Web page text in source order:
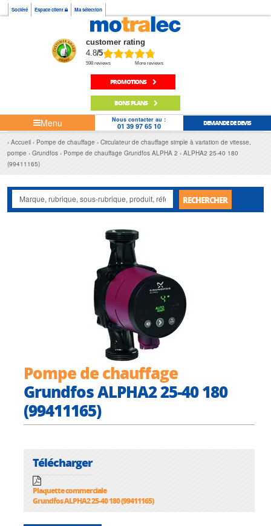
Société Espace client Ma sélection
customer rating
4.8/5
598 reviews More reviews
PROMOTIONS
BONS PLANS
Menu Nous contacter au :
01 39 97 65 10 DEMANDE DE DEVIS
Accueil Pompe de chauffage
Circulateur de chauffage simple à variation de vitesse,
pompe
Grundfos Pompe de chauffage Grundfos ALPHA 2
ALPHA2 25-40 180
(99411165)
RECHERCHER
Pompe de chauffage
Grundfos ALPHA2 25-40 180
(99411165)
Télécharger
Plaquette commerciale
Grundfos ALPHA2 25-40 180 (99411165)